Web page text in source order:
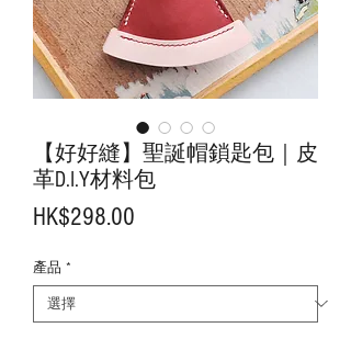
【好好縫】聖誕帽鎖匙包｜皮
革D.I.Y材料包
HK$298.00
產品 *